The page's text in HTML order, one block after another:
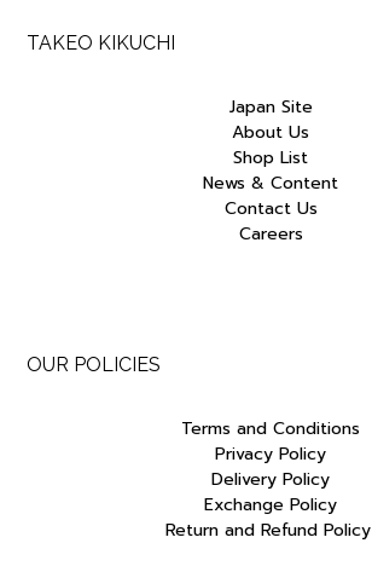
TAKEO KIKUCHI
Japan Site
About Us
Shop List
News & Content
Contact Us
Careers
OUR POLICIES
Terms and Conditions
Privacy Policy
Delivery Policy
Exchange Policy
Return and Refund Policy